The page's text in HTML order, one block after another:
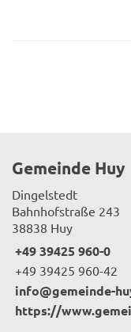
Gemeinde Huy
Dingelstedt
Bahnhofstraße 243
38838 Huy
+49 39425 960-0
+49 39425 960-42
info@gemeinde-
https://